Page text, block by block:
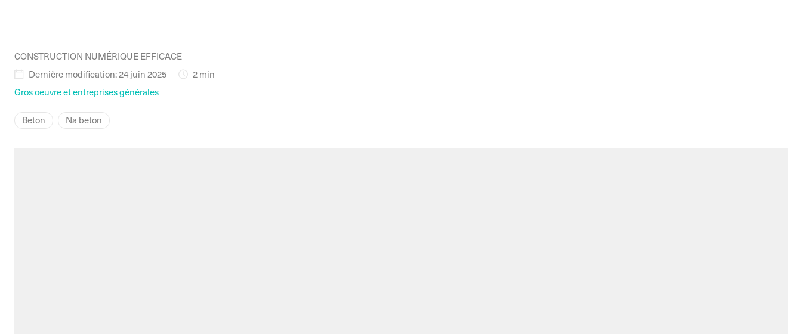
CONSTRUCTION NUMÉRIQUE EFFICACE
Dernière modification: 24 juin 2025
2 min
Gros oeuvre et entreprises générales
Beton Na beton